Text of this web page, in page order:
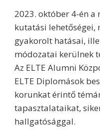
2023. október 4-én a
kutatási
gyakorolt hatásai,
módozatai kerülnek
Az ELTE Alumni
ELTE Diplomások
korunkat érintő
tapasztalataikat,
hallgatósággal.